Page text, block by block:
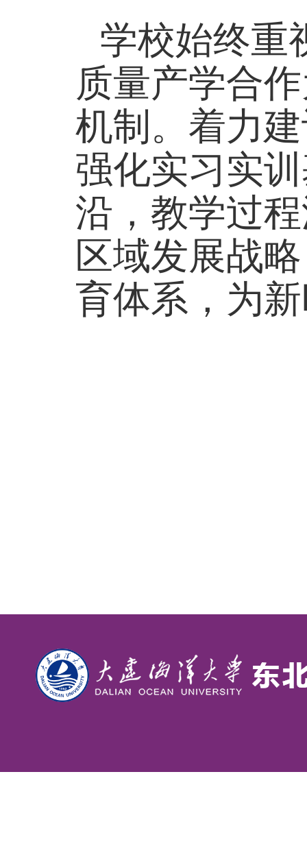
学校始终重
质量产学合
机制。着力
强化实习实
沿，教学过
区域发展战
育体系，为